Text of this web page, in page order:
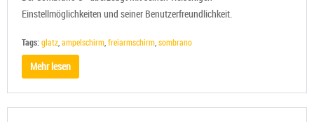
Einstellmöglichkeiten und seiner Benutzerfreundlichkeit.
Tags:glatz ampelschirm freiarmschirm sombrano
Mehr lesen